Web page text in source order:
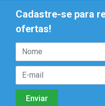
Cadastre-se para
ofertas!